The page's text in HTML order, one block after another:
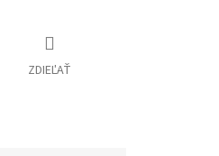
ZDIEĽAŤ